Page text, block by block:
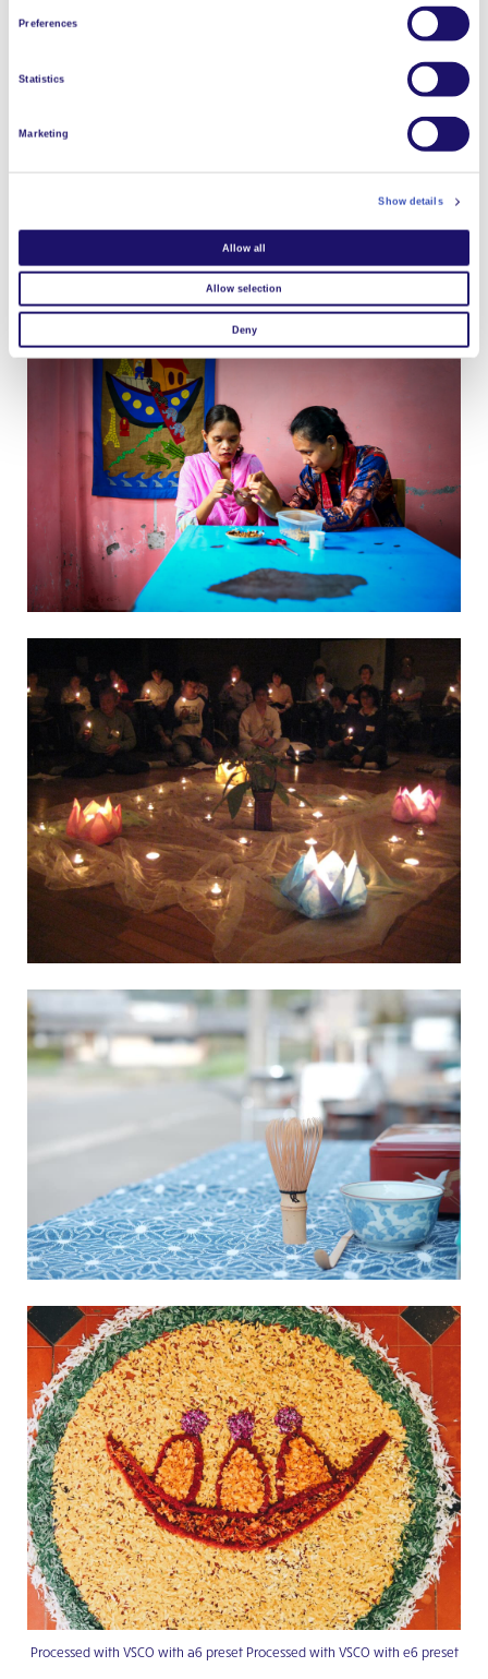
Preferences
Statistics
Marketing
Show details
Allow all
Allow selection
Deny
Processed with VSCO with a6 preset Processed with VSCO with e6 preset